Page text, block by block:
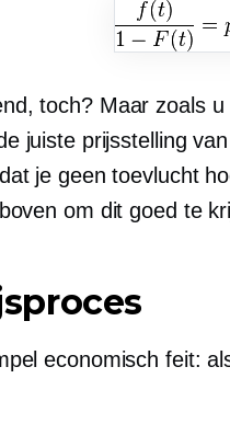
toch? Maar zoals
juiste prijsstelling
je geen toevlucht
om dit goed te
economisch feit: